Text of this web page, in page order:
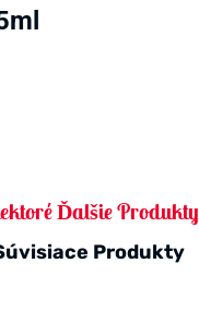
Ďalšie Produkty
Produkty